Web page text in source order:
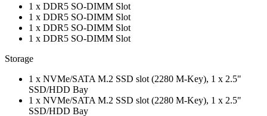
1 x DDR5 SO-DIMM Slot
1 x DDR5 SO-DIMM Slot
1 x DDR5 SO-DIMM Slot
1 x DDR5 SO-DIMM Slot
Storage
1 x NVMe/SATA M.2 SSD slot (2280 M-Key), 1 x 2.5"
SSD/HDD Bay
1 x NVMe/SATA M.2 SSD slot (2280 M-Key), 1 x 2.5"
SSD/HDD Bay